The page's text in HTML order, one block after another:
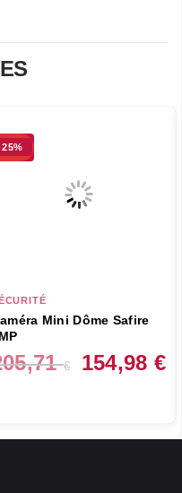
Mini Dôme Safire
€
Le
prix
154,98 €Le